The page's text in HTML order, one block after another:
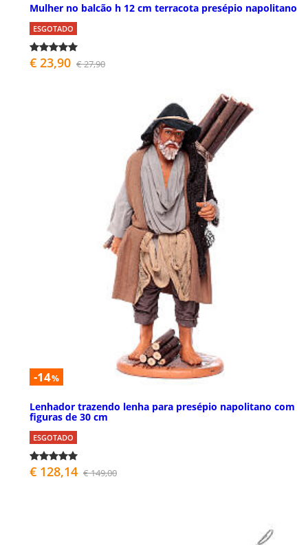
Mulher no balcão h 12 cm terracota presépio napolitano
ESGOTADO
€ 23,90 € 27,90
-14%
Lenhador trazendo lenha para presépio napolitano com
figuras de 30 cm
ESGOTADO
€ 128,14 € 149,00